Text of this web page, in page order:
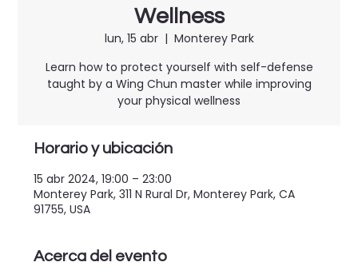
Wellness
lun, 15 abr
  |
Monterey Park
Learn how to protect yourself with self-defense
taught by a Wing Chun master while improving
your physical wellness
Horario y ubicación
15 abr 2024, 19:00 – 23:00
Monterey Park, 311 N Rural Dr, Monterey Park, CA
91755, USA
Acerca del evento